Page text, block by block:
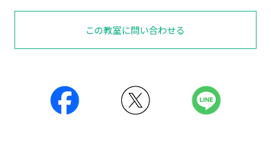
この教室に問い合わせる